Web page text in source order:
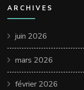
ARCHIVES
juin 2026
mars 2026
février 2026